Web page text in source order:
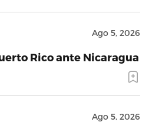
Ago 5, 2026
Rico ante Nicaragua
Ago 5, 2026